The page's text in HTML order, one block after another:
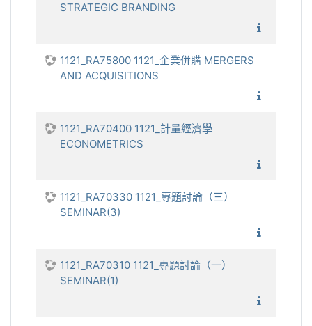
STRATEGIC BRANDING
1121_RA75800 1121_企業併購 MERGERS
AND ACQUISITIONS
1121_RA70400 1121_計量經濟學
ECONOMETRICS
1121_RA70330 1121_專題討論（三）
SEMINAR(3)
1121_RA70310 1121_專題討論（一）
SEMINAR(1)